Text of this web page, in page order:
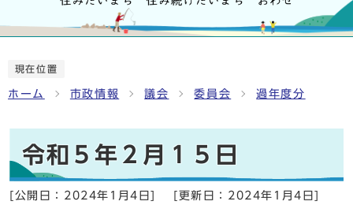
現在位置
ホーム 市政情報 議会 委員会 過年度分
令和５年２月１５日
[公開日： 2024年1月4日 [更新日： 2024年1月4日